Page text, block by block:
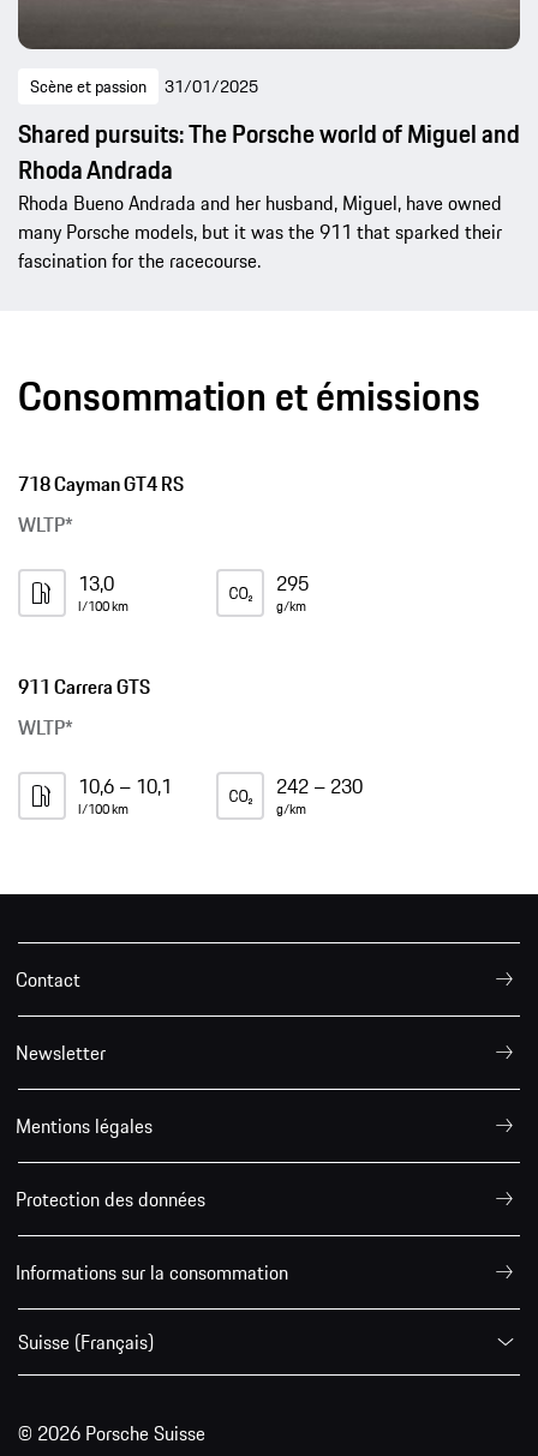
Scène et passion 31/01/2025
Shared pursuits: The Porsche world of Miguel and
Rhoda Andrada
Rhoda Bueno Andrada and her husband, Miguel, have owned
many Porsche models, but it was the 911 that sparked their
fascination for the racecourse.
Consommation et émissions
718 Cayman GT4 RS
WLTP*
13,0
l/100 km
295
g/km
911 Carrera GTS
WLTP*
10,6 – 10,1
l/100 km
242 – 230
g/km
Contact
Newsletter
Mentions légales
Protection des données
Informations sur la consommation
Suisse (Français)
© 2026 Porsche Suisse